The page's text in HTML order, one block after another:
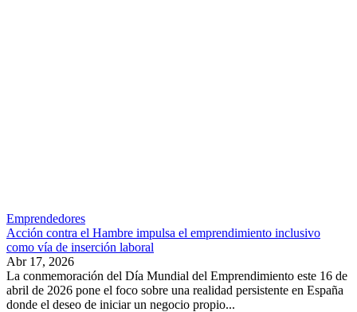
Emprendedores
Acción contra el Hambre impulsa el emprendimiento inclusivo
como vía de inserción laboral
Abr 17, 2026
La conmemoración del Día Mundial del Emprendimiento este 16 de
abril de 2026 pone el foco sobre una realidad persistente en España
donde el deseo de iniciar un negocio propio...